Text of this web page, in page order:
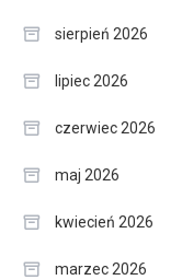
sierpień 2026
lipiec 2026
czerwiec 2026
maj 2026
kwiecień 2026
marzec 2026